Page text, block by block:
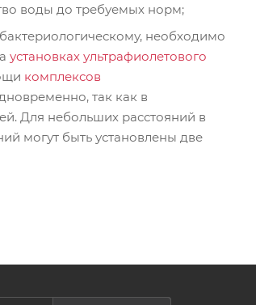
воды до требуемых норм;
необходимо
установках ультрафиолетового
комплексов
так как в
Для небольших расстояний в
могут быть установлены две